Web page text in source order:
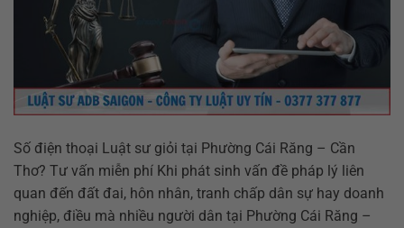
Số điện thoại Luật sư giỏi tại Phường Cái Răng – Cần
Thơ? Tư vấn miễn phí Khi phát sinh vấn đề pháp lý liên
quan đến đất đai, hôn nhân, tranh chấp dân sự hay doanh
nghiệp, điều mà nhiều người dân tại Phường Cái Răng –